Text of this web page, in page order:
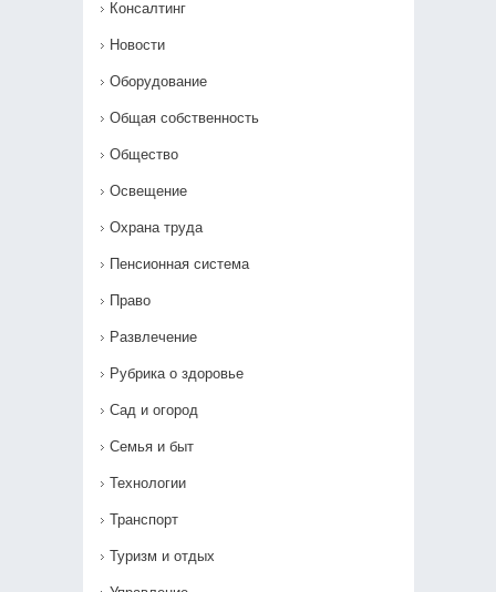
Консалтинг
Новости
Оборудование
Общая собственность
Общество
Освещение
Охрана труда
Пенсионная система
Право
Развлечение
Рубрика о здоровье
Сад и огород
Семья и быт
Технологии
Транспорт
Туризм и отдых